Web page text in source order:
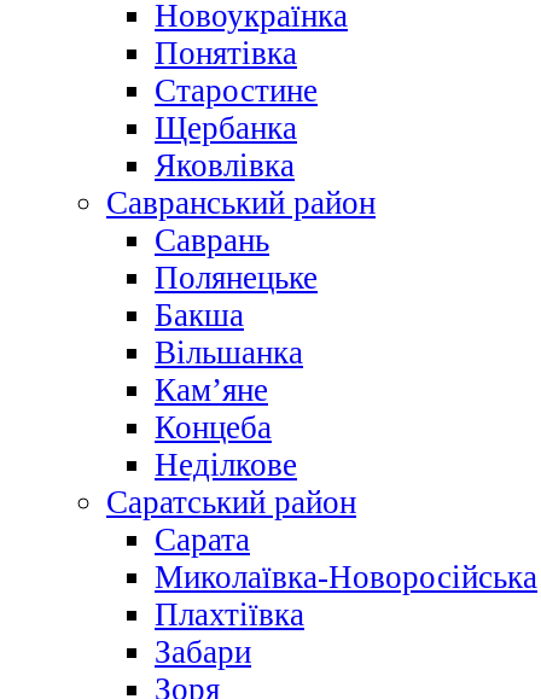
Новоукраїнка
Понятівка
Старостине
Щербанка
Яковлівка
Савранський район
Саврань
Полянецьке
Бакша
Вільшанка
Кам’яне
Концеба
Неділкове
Саратський район
Сарата
Миколаївка-Новоросійська
Плахтіївка
Забари
Зоря